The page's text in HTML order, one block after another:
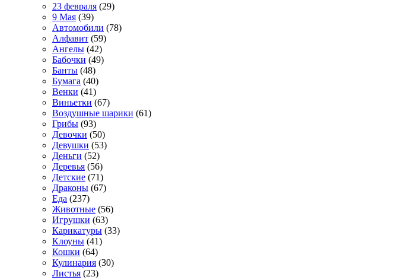
23 февраля (29)
9 Мая (39)
Автомобили (78)
Алфавит (59)
Ангелы (42)
Бабочки (49)
Банты (48)
Бумага (40)
Венки (41)
Виньетки (67)
Воздушные шарики (61)
Грибы (93)
Девочки (50)
Девушки (53)
Деньги (52)
Деревья (56)
Детские (71)
Драконы (67)
Еда (237)
Животные (56)
Игрушки (63)
Карикатуры (33)
Клоуны (41)
Кошки (64)
Кулинария (30)
Листья (23)